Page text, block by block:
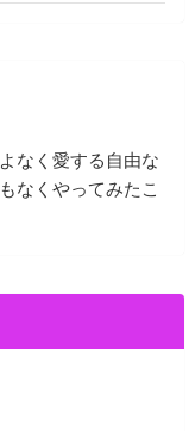
なく愛する自由な
なくやってみたこ